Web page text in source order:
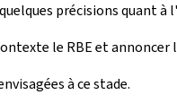
précisions quant à
le RBE et annoncer
à ce stade.